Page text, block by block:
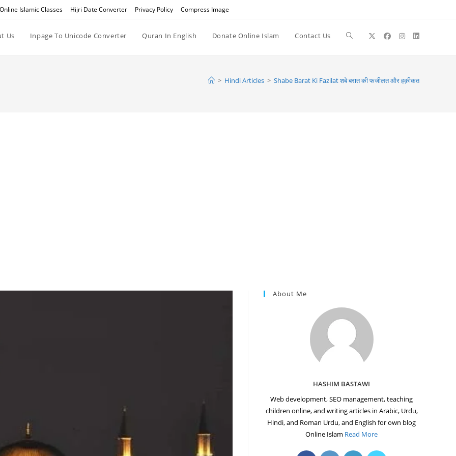
Online Islamic Classes Hijri Date Converter Privacy Policy Compress Image
Us Inpage To Unicode Converter Quran In English Donate Online Islam Contact Us Toggle
> Hindi Articles > Shabe Barat Ki Fazilat शबे बरात की फजीलत और हक़ीकत
About Me
HASHIM BASTAWI
Web development, SEO management, teaching
children online, and writing articles in Arabic, Urdu,
Hindi, and Roman Urdu, and English for own blog
Online Islam Read More